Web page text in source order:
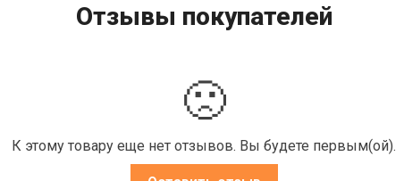
Отзывы покупателей
🙁
К этому товару еще нет отзывов. Вы будете первым(ой).